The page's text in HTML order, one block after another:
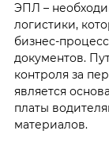
ЭПЛ –
логистики,
бизнес-
документов.
контроля за
является
платы
материалов.